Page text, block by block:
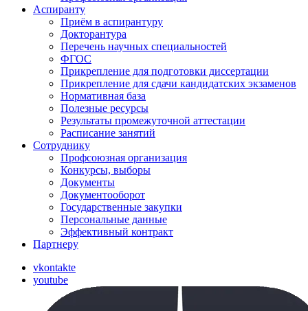
Аспиранту
Приём в аспирантуру
Докторантура
Перечень научных специальностей
ФГОС
Прикрепление для подготовки диссертации
Прикрепление для сдачи кандидатских экзаменов
Нормативная база
Полезные ресурсы
Результаты промежуточной аттестации
Расписание занятий
Сотруднику
Профсоюзная организация
Конкурсы, выборы
Документы
Документооборот
Государственные закупки
Персональные данные
Эффективный контракт
Партнеру
vkontakte
youtube